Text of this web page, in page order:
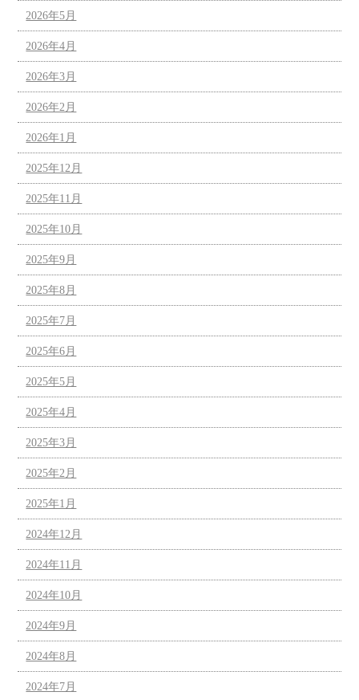
2026年5月
2026年4月
2026年3月
2026年2月
2026年1月
2025年12月
2025年11月
2025年10月
2025年9月
2025年8月
2025年7月
2025年6月
2025年5月
2025年4月
2025年3月
2025年2月
2025年1月
2024年12月
2024年11月
2024年10月
2024年9月
2024年8月
2024年7月